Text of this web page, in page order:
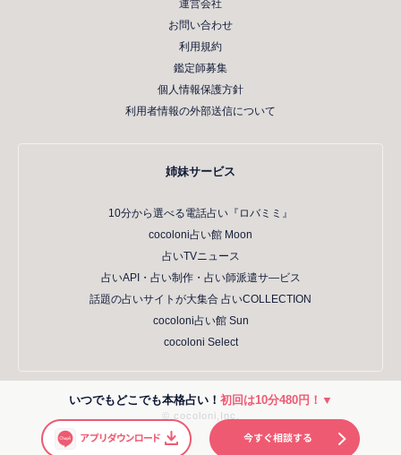
いつでもどこでも本格占い！ 初回は10分480円！▼
運営会社
お問い合わせ
利用規約
鑑定師募集
個人情報保護方針
利用者情報の外部送信について
姉妹サービス
10分から選べる電話占い『ロバミミ』
cocoloni占い館 Moon
占いTVニュース
占いAPI・占い制作・占い師派遣サ―ビス
話題の占いサイトが大集合 占いCOLLECTION
cocoloni占い館 Sun
cocoloni Select
© cocoloni,Inc.